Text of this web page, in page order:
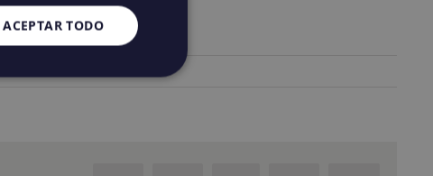
ACEPTAR TODO